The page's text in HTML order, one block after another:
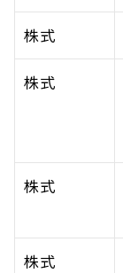
株式
株式
株式
株式